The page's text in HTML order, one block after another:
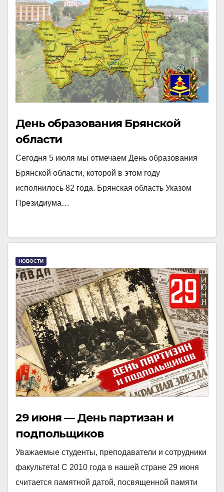
День образования Брянской
области
Сегодня 5 июля мы отмечаем День образования
Брянской области, которой в этом году
исполнилось 82 года. Брянская область Указом
Президиума…
НОВОСТИ
29 июня — День партизан и
подпольщиков
Уважаемые студенты, преподаватели и сотрудники
факультета! С 2010 года в нашей стране 29 июня
считается памятной датой, посвященной памяти